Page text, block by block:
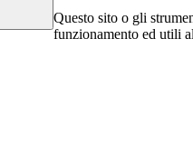
Questo sito o gli
funzionamento ed utili